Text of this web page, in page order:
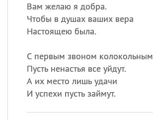
Вам желаю я добра.
Чтобы в душах ваших вера
Настоящею была.
С первым звоном колокольным
Пусть ненастья все уйдут.
А их место лишь удачи
И успехи пусть займут.